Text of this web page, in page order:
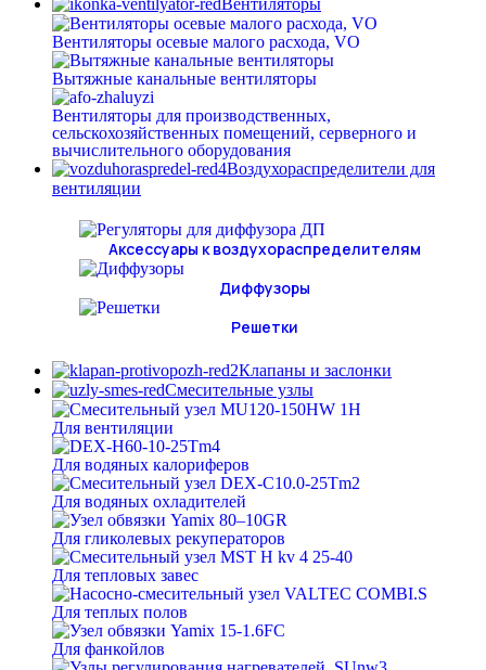
Вентиляторы
Вентиляторы осевые малого расхода, VO
Вытяжные канальные вентиляторы
Вентиляторы для производственных,
сельскохозяйственных помещений, серверного и
вычислительного оборудования
Воздухораспределители для
вентиляции
Аксессуары к воздухораспределителям
Диффузоры
Решетки
Клапаны и заслонки
Смесительные узлы
Для вентиляции
Для водяных калориферов
Для водяных охладителей
Для гликолевых рекуператоров
Для тепловых завес
Для теплых полов
Для фанкойлов